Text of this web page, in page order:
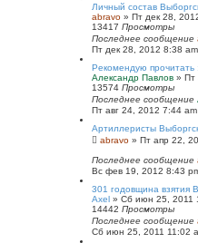
Личный состав
abravo » Пт дек 28,
13417 Просмотры
Последнее сообщение
Пт дек 28, 2012 8:38 am
Рекомендую прочитать
Александр Павлов » Пт
13574 Просмотры
Последнее сообщение
Пт авг 24, 2012 7:44 am
Артиллеристы
abravo » Пт апр 22,
Последнее сообщение
Вс фев 19, 2012 8:43
301 годовщина взятия
Axel » Сб июн 25, 2011
14442 Просмотры
Последнее сообщение
Сб июн 25, 2011 11:02